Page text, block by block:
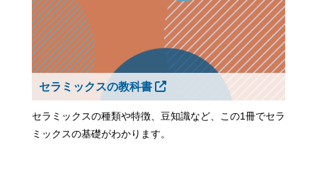
セラミックスの教科書
セラミックスの種類や特徴、豆知識など、この1冊でセラ
ミックスの基礎がわかります。